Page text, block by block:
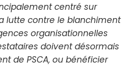
centré sur
lutte contre le blanchiment
organisationnelles
doivent désormais
de PSCA, ou bénéficier